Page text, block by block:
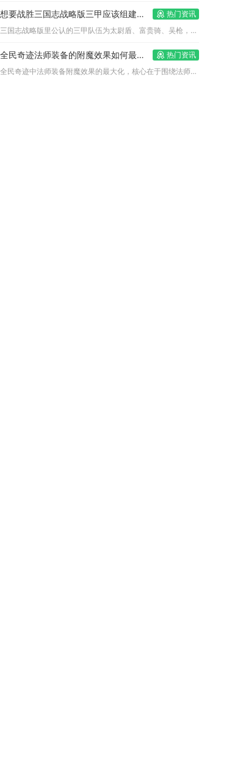
想要战胜三国志战略版三甲应该组建什么队伍
热门资讯
三国志战略版里公认的三甲队伍为太尉盾、富贵骑、吴枪，能够通吃...
全民奇迹法师装备的附魔效果如何最大化
热门资讯
全民奇迹中法师装备附魔效果的最大化，核心在于围绕法师的核心属...